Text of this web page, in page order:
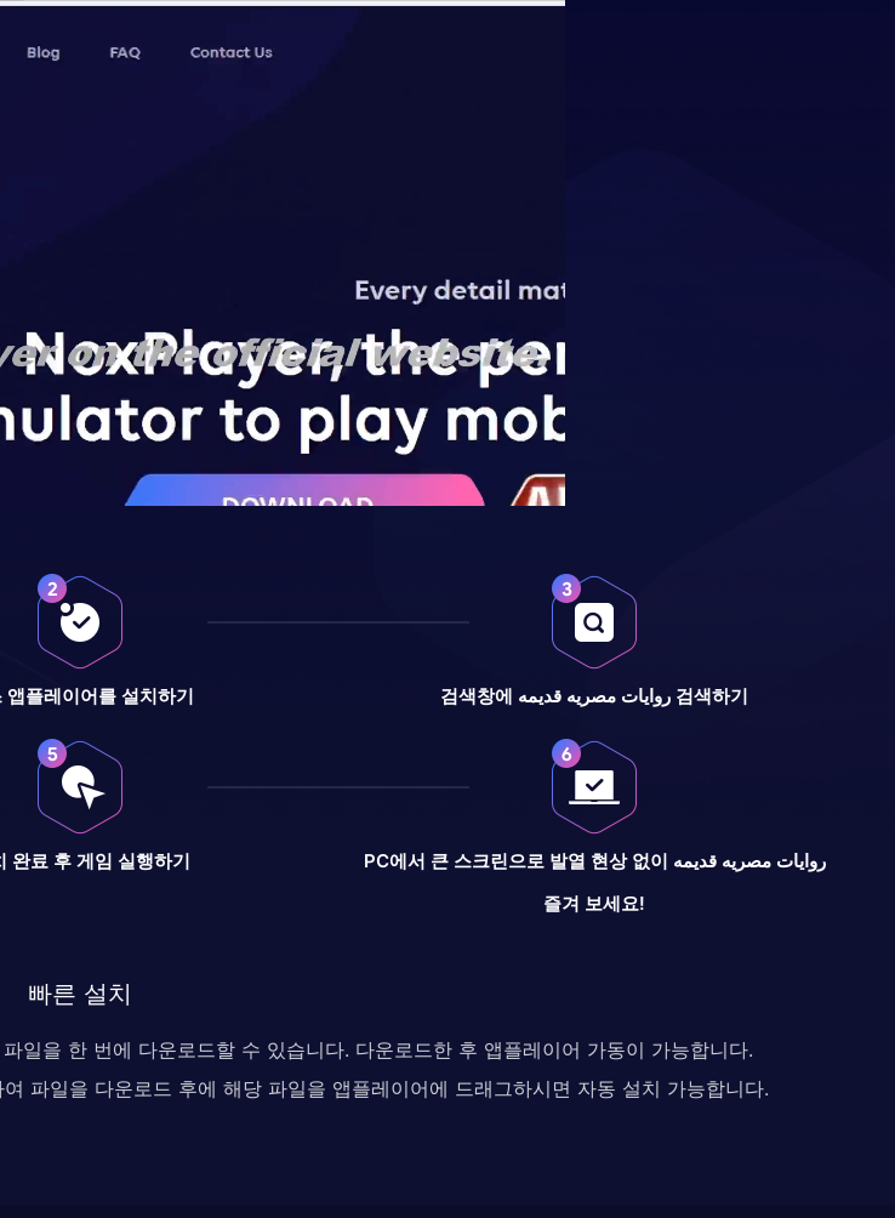
앱플레이어를 설치하기 검색창에 روايات مصريه قديمه 검색하기
완료 후 게임 실행하기
PC에서 큰 스크린으로 발열 현상 없이 روايات مصريه قديمه
즐겨 보세요!
빠른 설치
일을 한 번에 다운로드할 수 있습니다. 다운로드한 후 앱플레이어 가동이 가능합니다.
파일을 다운로드 후에 해당 파일을 앱플레이어에 드래그하시면 자동 설치 가능합니다.